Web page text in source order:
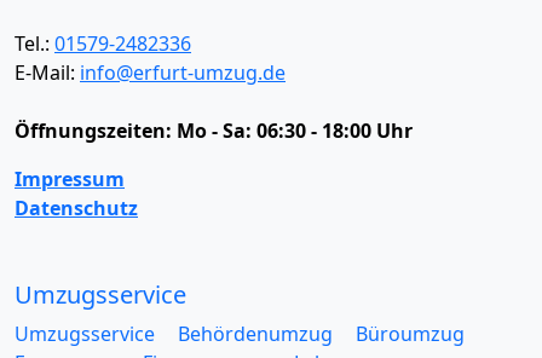
Tel.: 01579-2482336
E-Mail: info@erfurt-umzug.de
Öffnungszeiten: Mo - Sa: 06:30 - 18:00 Uhr
Impressum
Datenschutz
Umzugsservice
Umzugsservice Behördenumzug
Büroumzug